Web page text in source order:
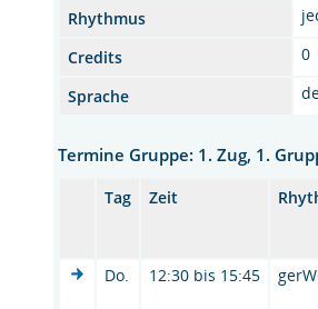
Rhythmus
Credits
0
Sprache
Termine Gruppe: 1. Zug, 1.
Tag Zeit
Do. 12:30 bis 15:45